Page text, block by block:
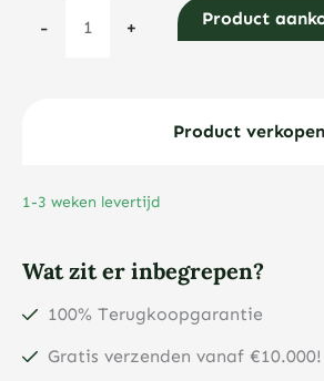
-
Heraeus
+ Product
Product verkopen
1-3 weken levertijd
Wat zit er inbegrepen?
100% Terugkoopgarantie
Gratis verzenden vanaf €10.000!